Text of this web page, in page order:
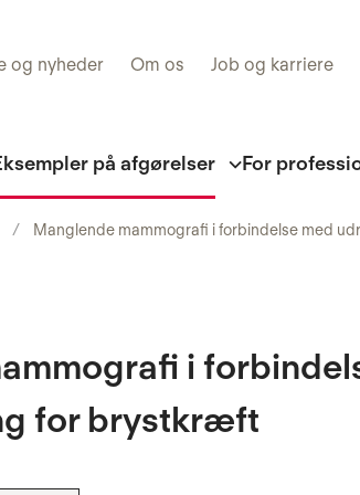
og nyheder Om os Job og karriere
på afgørelser For
Manglende mammografi i forbindelse med
i
for brystkræft